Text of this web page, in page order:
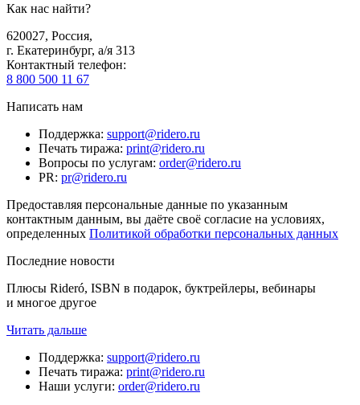
Как нас найти?
620027, Россия,
г. Екатеринбург, а/я 313
Контактный телефон:
8 800 500 11 67
Написать нам
Поддержка: support@ridero.ru
Печать тиража: print@ridero.ru
Вопросы по услугам: order@ridero.ru
PR: pr@ridero.ru
Предоставляя персональные данные по указанным
контактным данным, вы даёте своё согласие на условиях,
определенных Политикой обработки персональных данных
Последние новости
Плюсы Rideró, ISBN в подарок, буктрейлеры, вебинары
и многое другое
Читать дальше
Поддержка: support@ridero.ru
Печать тиража: print@ridero.ru
Наши услуги: order@ridero.ru